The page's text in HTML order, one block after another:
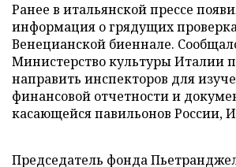
Ранее в итальянской прессе
информация о грядущих
Венецианской биеннале.
Министерство культуры Италии
направить инспекторов для
финансовой отчетности и
касающейся павильонов России,
Председатель фонда